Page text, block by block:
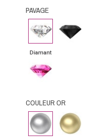
limée en or 18K ,
0,09 mm.
PAVAGE
Diamant
Diamant
Diamant
noir
Saphir
rose
COULEUR OR
Or
Blanc
Or
Jaune